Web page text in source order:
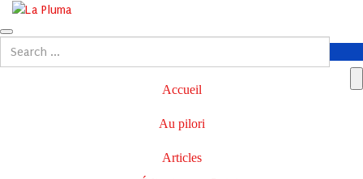
Accueil
Au pilori
Articles